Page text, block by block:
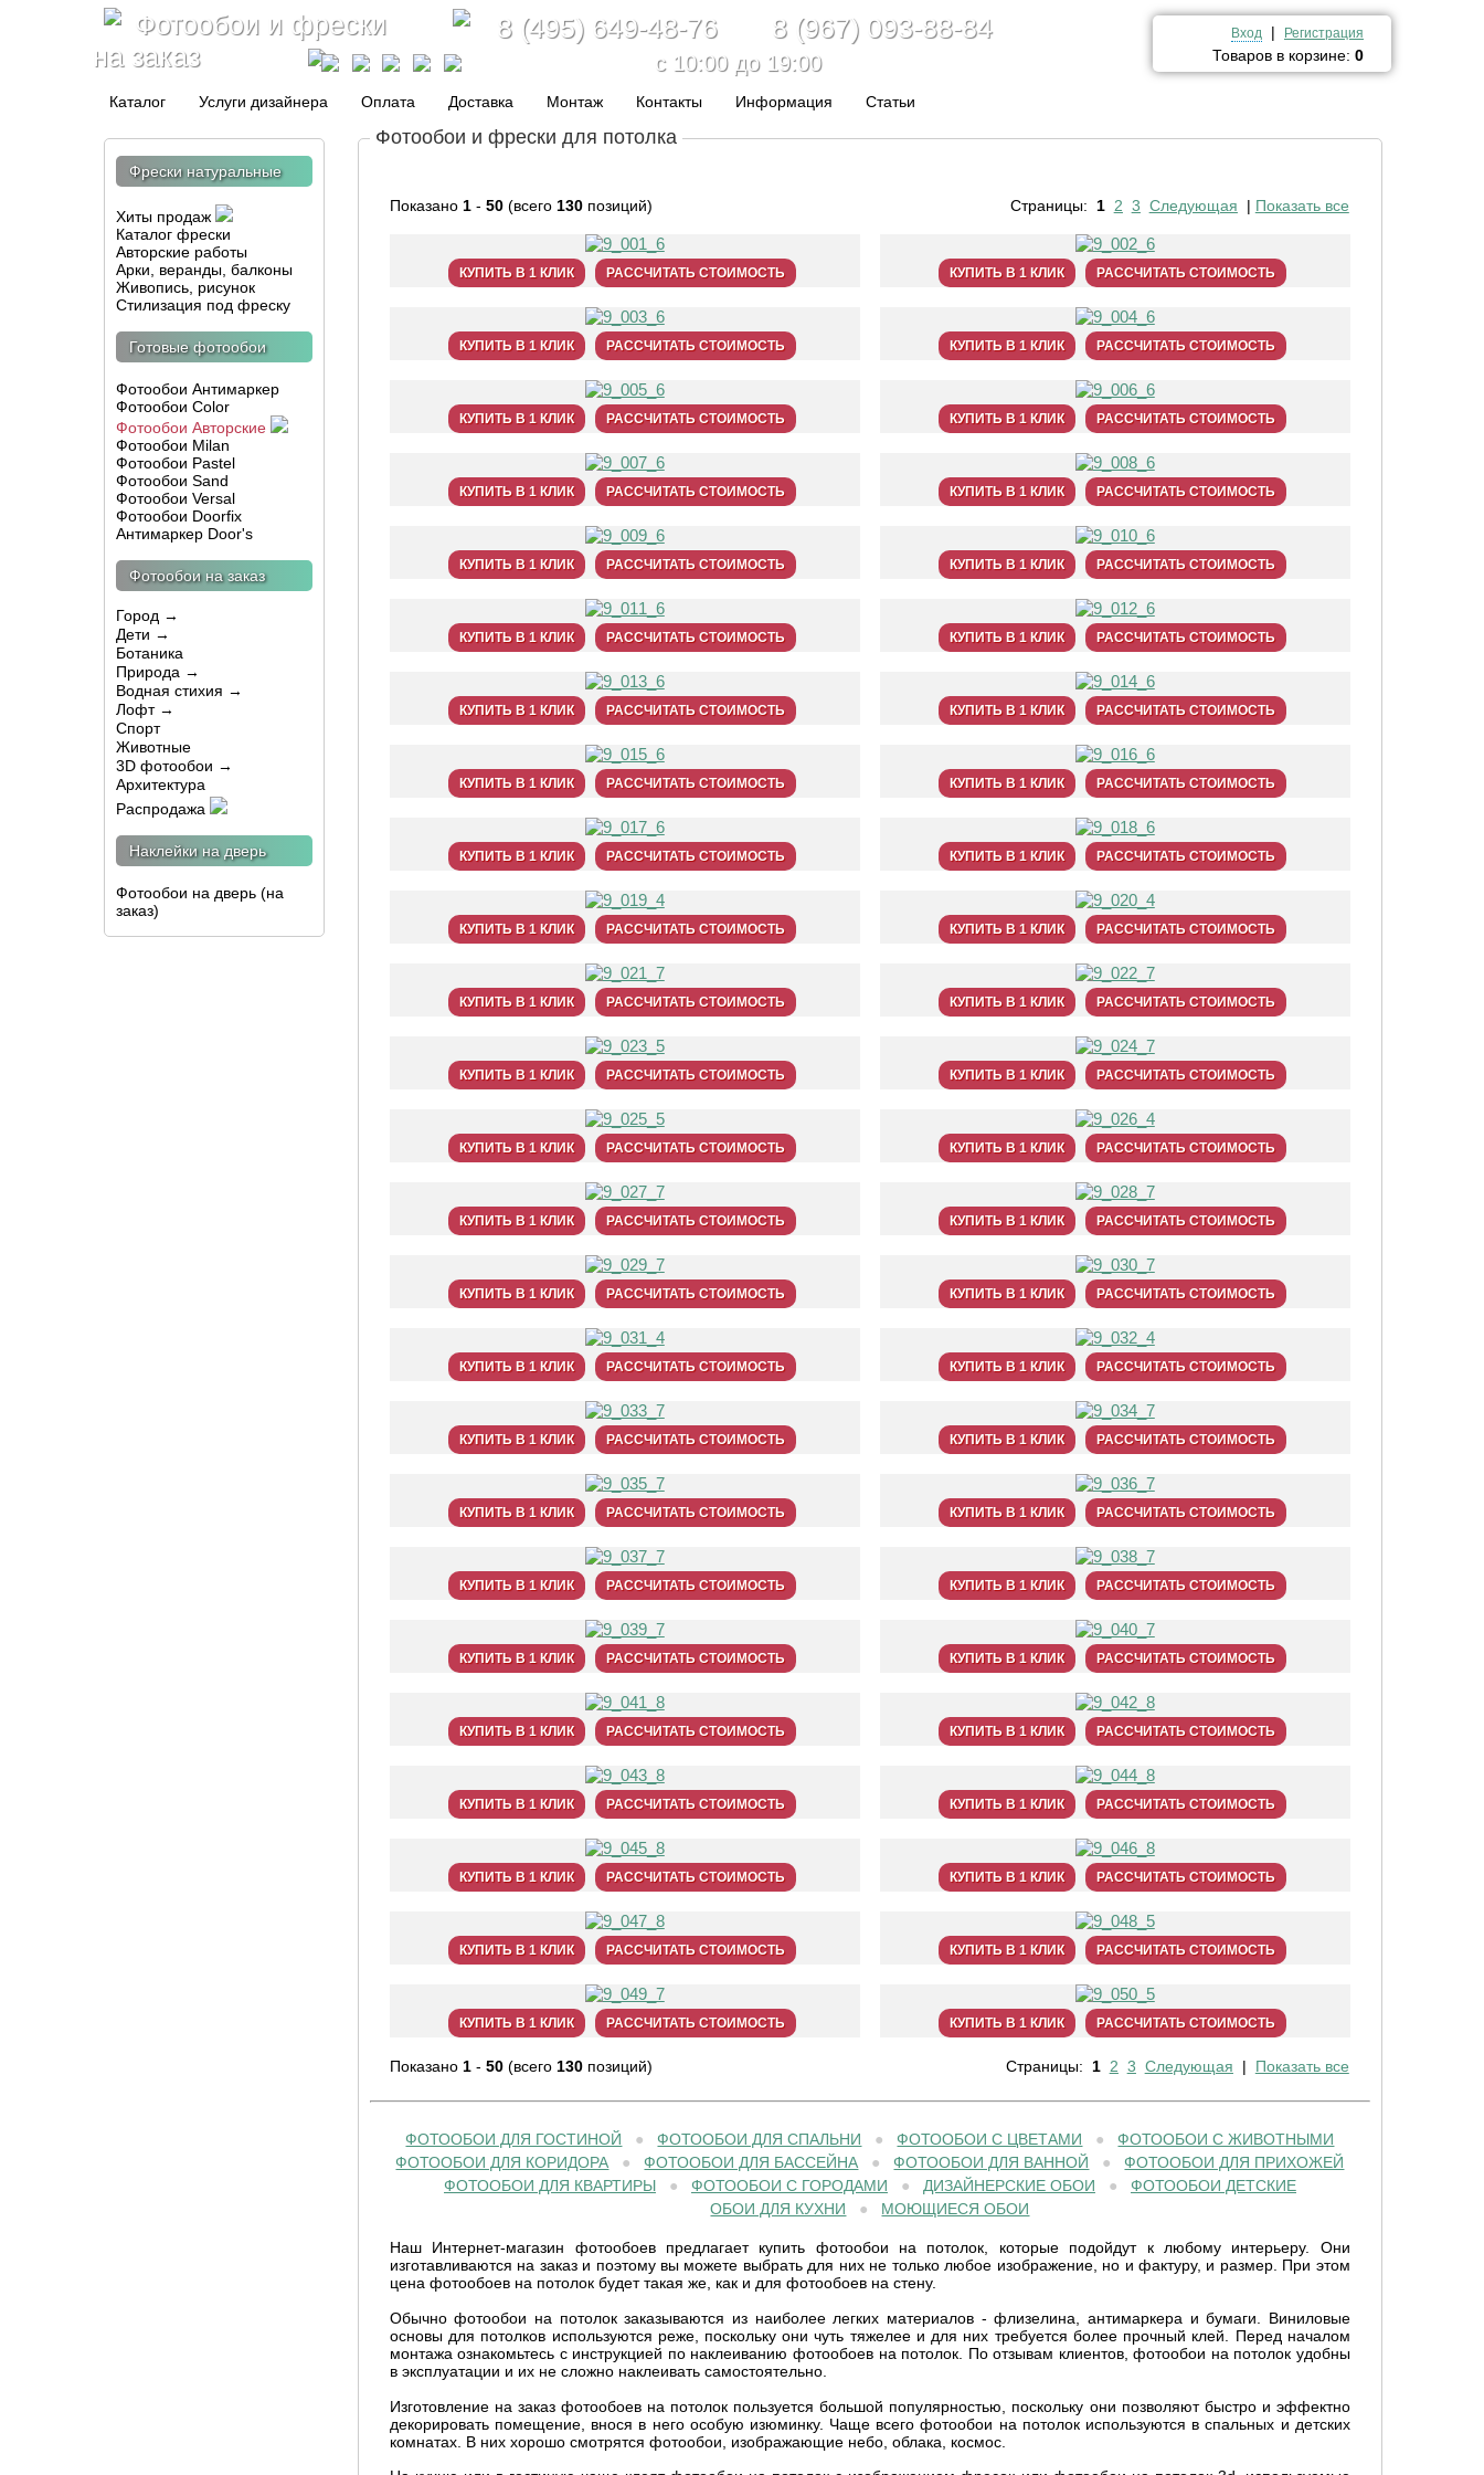
Фотообои и фрески
на заказ
8 (495) 649-48-76 8 (967) 093-88-84
c 10:00 до 19:00
Вход | Регистрация
Товаров в корзине: 0
Каталог Услуги дизайнера Оплата Доставка Монтаж Контакты Информация Статьи
Фрески натуральные
Хиты продаж
Каталог фрески
Авторские работы
Арки, веранды, балконы
Живопись, рисунок
Стилизация под фреску
Готовые фотообои
Фотообои Антимаркер
Фотообои Color
Фотообои Авторские
Фотообои Milan
Фотообои Pastel
Фотообои Sand
Фотообои Versal
Фотообои Doorfix
Антимаркер Door's
Фотообои на заказ
Город →
Дети →
Ботаника
Природа →
Водная стихия →
Лофт →
Спорт
Животные
3D фотообои →
Архитектура
Распродажа
Наклейки на дверь
Фотообои на дверь (на
заказ)
Фотообои и фрески для потолка
Показано 1- 50(всего 130позиций) Страницы: 1 2 3 Следующая | Показать все
КУПИТЬ В 1 КЛИК РАССЧИТАТЬ СТОИМОСТЬ КУПИТЬ В 1 КЛИК РАССЧИТАТЬ СТОИМОСТЬ
КУПИТЬ В 1 КЛИК РАССЧИТАТЬ СТОИМОСТЬ КУПИТЬ В 1 КЛИК РАССЧИТАТЬ СТОИМОСТЬ
КУПИТЬ В 1 КЛИК РАССЧИТАТЬ СТОИМОСТЬ КУПИТЬ В 1 КЛИК РАССЧИТАТЬ СТОИМОСТЬ
КУПИТЬ В 1 КЛИК РАССЧИТАТЬ СТОИМОСТЬ КУПИТЬ В 1 КЛИК РАССЧИТАТЬ СТОИМОСТЬ
КУПИТЬ В 1 КЛИК РАССЧИТАТЬ СТОИМОСТЬ КУПИТЬ В 1 КЛИК РАССЧИТАТЬ СТОИМОСТЬ
КУПИТЬ В 1 КЛИК РАССЧИТАТЬ СТОИМОСТЬ КУПИТЬ В 1 КЛИК РАССЧИТАТЬ СТОИМОСТЬ
КУПИТЬ В 1 КЛИК РАССЧИТАТЬ СТОИМОСТЬ КУПИТЬ В 1 КЛИК РАССЧИТАТЬ СТОИМОСТЬ
КУПИТЬ В 1 КЛИК РАССЧИТАТЬ СТОИМОСТЬ КУПИТЬ В 1 КЛИК РАССЧИТАТЬ СТОИМОСТЬ
КУПИТЬ В 1 КЛИК РАССЧИТАТЬ СТОИМОСТЬ КУПИТЬ В 1 КЛИК РАССЧИТАТЬ СТОИМОСТЬ
КУПИТЬ В 1 КЛИК РАССЧИТАТЬ СТОИМОСТЬ КУПИТЬ В 1 КЛИК РАССЧИТАТЬ СТОИМОСТЬ
КУПИТЬ В 1 КЛИК РАССЧИТАТЬ СТОИМОСТЬ КУПИТЬ В 1 КЛИК РАССЧИТАТЬ СТОИМОСТЬ
КУПИТЬ В 1 КЛИК РАССЧИТАТЬ СТОИМОСТЬ КУПИТЬ В 1 КЛИК РАССЧИТАТЬ СТОИМОСТЬ
КУПИТЬ В 1 КЛИК РАССЧИТАТЬ СТОИМОСТЬ КУПИТЬ В 1 КЛИК РАССЧИТАТЬ СТОИМОСТЬ
КУПИТЬ В 1 КЛИК РАССЧИТАТЬ СТОИМОСТЬ КУПИТЬ В 1 КЛИК РАССЧИТАТЬ СТОИМОСТЬ
КУПИТЬ В 1 КЛИК РАССЧИТАТЬ СТОИМОСТЬ КУПИТЬ В 1 КЛИК РАССЧИТАТЬ СТОИМОСТЬ
КУПИТЬ В 1 КЛИК РАССЧИТАТЬ СТОИМОСТЬ КУПИТЬ В 1 КЛИК РАССЧИТАТЬ СТОИМОСТЬ
КУПИТЬ В 1 КЛИК РАССЧИТАТЬ СТОИМОСТЬ КУПИТЬ В 1 КЛИК РАССЧИТАТЬ СТОИМОСТЬ
КУПИТЬ В 1 КЛИК РАССЧИТАТЬ СТОИМОСТЬ КУПИТЬ В 1 КЛИК РАССЧИТАТЬ СТОИМОСТЬ
КУПИТЬ В 1 КЛИК РАССЧИТАТЬ СТОИМОСТЬ КУПИТЬ В 1 КЛИК РАССЧИТАТЬ СТОИМОСТЬ
КУПИТЬ В 1 КЛИК РАССЧИТАТЬ СТОИМОСТЬ КУПИТЬ В 1 КЛИК РАССЧИТАТЬ СТОИМОСТЬ
КУПИТЬ В 1 КЛИК РАССЧИТАТЬ СТОИМОСТЬ КУПИТЬ В 1 КЛИК РАССЧИТАТЬ СТОИМОСТЬ
КУПИТЬ В 1 КЛИК РАССЧИТАТЬ СТОИМОСТЬ КУПИТЬ В 1 КЛИК РАССЧИТАТЬ СТОИМОСТЬ
КУПИТЬ В 1 КЛИК РАССЧИТАТЬ СТОИМОСТЬ КУПИТЬ В 1 КЛИК РАССЧИТАТЬ СТОИМОСТЬ
КУПИТЬ В 1 КЛИК РАССЧИТАТЬ СТОИМОСТЬ КУПИТЬ В 1 КЛИК РАССЧИТАТЬ СТОИМОСТЬ
КУПИТЬ В 1 КЛИК РАССЧИТАТЬ СТОИМОСТЬ КУПИТЬ В 1 КЛИК РАССЧИТАТЬ СТОИМОСТЬ
Показано 1- 50(всего 130позиций) Страницы: 1 2 3 Следующая | Показать все
ФОТООБОИ ДЛЯ ГОСТИНОЙ ● ФОТООБОИ ДЛЯ СПАЛЬНИ ● ФОТООБОИ С ЦВЕТАМИ ●
ФОТООБОИ С ЖИВОТНЫМИ
ФОТООБОИ ДЛЯ КОРИДОРА
● ФОТООБОИ ДЛЯ БАССЕЙНА ● ФОТООБОИ ДЛЯ ВАННОЙ ●
ФОТООБОИ ДЛЯ ПРИХОЖЕЙ
ФОТООБОИ ДЛЯ КВАРТИРЫ
● ФОТООБОИ С ГОРОДАМИ ● ДИЗАЙНЕРСКИЕ ОБОИ ●
ФОТООБОИ ДЕТСКИЕ
ОБОИ ДЛЯ КУХНИ
● МОЮЩИЕСЯ ОБОИ
Наш Интернет-магазин фотообоев предлагает купить фотообои на потолок, которые подойдут к любому интерьеру. Они
изготавливаются на заказ и поэтому вы можете выбрать для них не только любое изображение, но и фактуру, и размер. При этом
цена фотообоев на потолок будет такая же, как и для фотообоев на стену.
Обычно фотообои на потолок заказываются из наиболее легких материалов - флизелина, антимаркера и бумаги. Виниловые
основы для потолков используются реже, поскольку они чуть тяжелее и для них требуется более прочный клей. Перед началом
монтажа ознакомьтесь с инструкцией по наклеиванию фотообоев на потолок. По отзывам клиентов, фотообои на потолок удобны
в эксплуатации и их не сложно наклеивать самостоятельно.
Изготовление на заказ фотообоев на потолок пользуется большой популярностью, поскольку они позволяют быстро и эффектно
декорировать помещение, внося в него особую изюминку. Чаще всего фотообои на потолок используются в спальных и детских
комнатах. В них хорошо смотрятся фотообои, изображающие небо, облака, космос.